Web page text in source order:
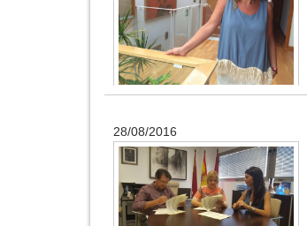
28/08/2016